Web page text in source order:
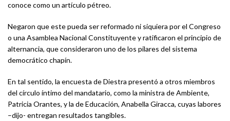
conoce como un artículo pétreo.
Negaron que este pueda ser reformado ni siquiera por el Congreso
o una Asamblea Nacional Constituyente y ratificaron el principio de
alternancia, que consideraron uno de los pilares del sistema
democrático chapín.
En tal sentido, la encuesta de Diestra presentó a otros miembros
del círculo íntimo del mandatario, como la ministra de Ambiente,
Patricia Orantes, y la de Educación, Anabella Giracca, cuyas labores
–dijo- entregan resultados tangibles.